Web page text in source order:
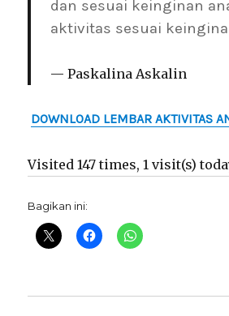
dan sesuai keinginan
aktivitas sesuai
Paskalina Askalin
DOWNLOAD LEMBAR AKTIVITAS
Visited 147 times, 1 visit(s)
Bagikan ini: